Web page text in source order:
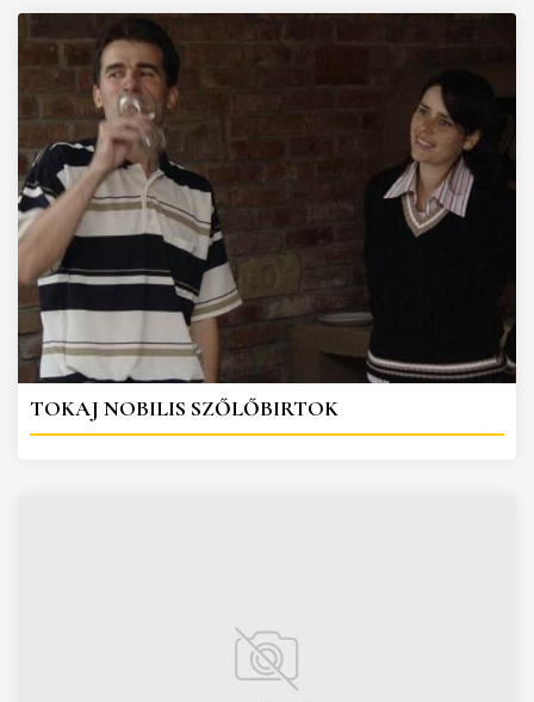
TOKAJ NOBILIS SZŐLŐBIRTOK